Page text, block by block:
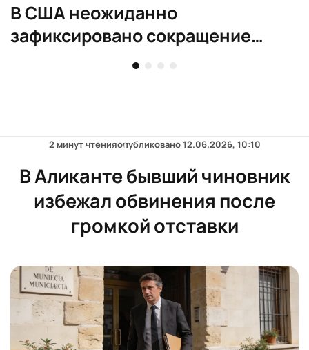
В США неожиданно
зафиксировано сокращение
рабочих мест в июле
2 минут чтенияопубликовано12.06.2026, 10:10
В Аликанте бывший чиновник
избежал обвинения после
громкой отставки